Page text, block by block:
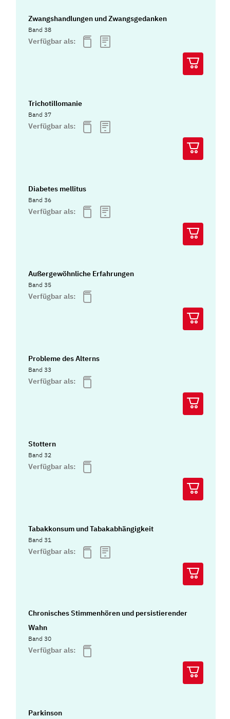
Zwangshandlungen und Zwangsgedanken
Band 38
Verfügbar als:
Trichotillomanie
Band 37
Verfügbar als:
Diabetes mellitus
Band 36
Verfügbar als:
Außergewöhnliche Erfahrungen
Band 35
Verfügbar als:
Probleme des Alterns
Band 33
Verfügbar als:
Stottern
Band 32
Verfügbar als:
Tabakkonsum und Tabakabhängigkeit
Band 31
Verfügbar als:
Chronisches Stimmenhören und persistierender
Wahn
Band 30
Verfügbar als:
Parkinson